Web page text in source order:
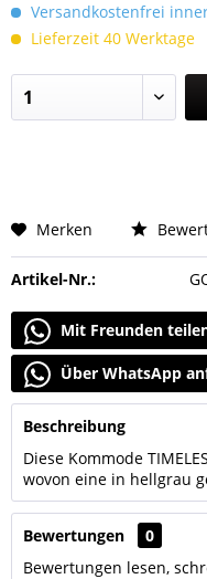
Versandkostenfrei
Lieferzeit 40 Werktage
Merken
Artikel-Nr.:
Mit Freunden
Über WhatsApp
Beschreibung
Diese Kommode
wovon eine in hellgrau
Bewertungen
0
Bewertungen lesen,